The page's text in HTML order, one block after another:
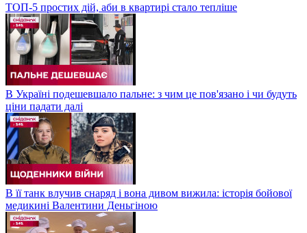
ТОП-5 простих дій, аби в квартирі стало тепліше
В Україні подешевшало пальне: з чим це пов'язано і чи будуть
ціни падати далі
В її танк влучив снаряд і вона дивом вижила: історія бойової
медикині Валентини Деньгіною